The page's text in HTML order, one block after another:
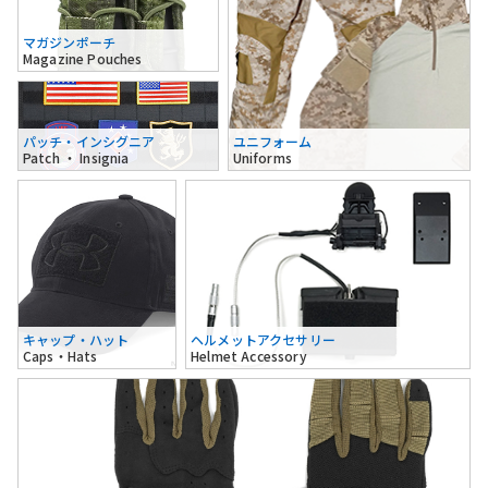
マガジンポーチ
Magazine Pouches
パッチ・インシグニア
Patch ・ Insignia
ユニフォーム
Uniforms
キャップ・ハット
Caps・Hats
ヘルメットアクセサリー
Helmet Accessory